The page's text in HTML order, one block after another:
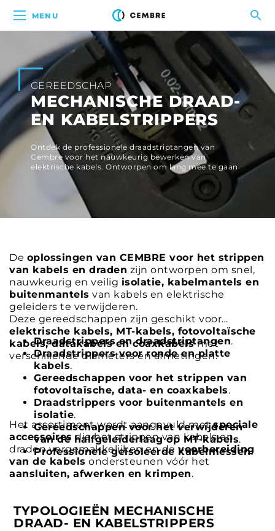
MENU
GEREEDSCHAP
MECHANISCHE DRAAD-
EN KABELSTRIPPERS
Ontdek de professionele draadstriptangen van
Cembre voor het nauwkeurig bewerken van
elektrische kabels. Ontworpen om lang mee te gaan
De oplossingen van CEMBRE voor het strippen
van kabels en draden zijn ontworpen om snel,
nauwkeurig en veilig isolatie, kabelmantels en
buitenmantels van kabels en elektrische
geleiders te verwijderen.
Deze gereedschappen zijn geschikt voor
elektrische kabels, MT-kabels, fotovoltaïsche
kabels, datakabels en coaxkabelsmet
verschillende diameters en afmetingen.
Draadstrippers en draadstriptangen.
Draadstrippers voor ronde en platte
kabels.
Gereedschappen voor het strippen van
fotovoltaïsche, data- en coaxkabels.
Draadstrippers voor buitenmantels en
isolatie.
Gereedschappen voor het verwijderen
van de halfgeleiderlaag op MT-kabels.
Professionele geïsoleerde kabelmessen.
Het assortiment wordt aangevuld metspeciale
accessoires die het strippen van kabels en
draden vergemakkelijken en de voorbereiding
van de kabels ondersteunen vóór het
aansluiten, afwerken en krimpen.
TYPOLOGIEËN MECHANISCHE
DRAAD- EN KABELSTRIPPERS